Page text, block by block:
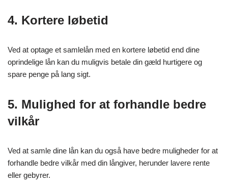
4. Kortere løbetid
Ved at optage et samlelån med en kortere løbetid end dine
oprindelige lån kan du muligvis betale din gæld hurtigere og
spare penge på lang sigt.
5. Mulighed for at forhandle bedre
vilkår
Ved at samle dine lån kan du også have bedre muligheder for at
forhandle bedre vilkår med din långiver, herunder lavere rente
eller gebyrer.